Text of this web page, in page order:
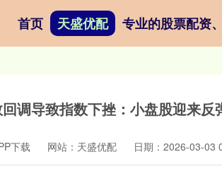
首页 天盛优配 专业的股票配资
调导致指数下挫：小盘股迎来反
下载 网站：天盛优配 日期：2026-03-03